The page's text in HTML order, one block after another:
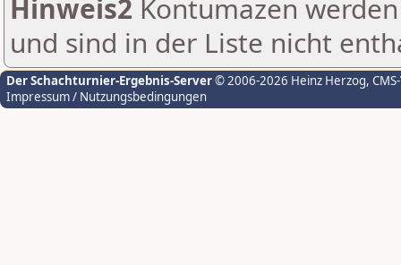
Hinweis2 Kontumazen
und sind in der Liste nicht
Der Schachturnier-Ergebnis-Server© 2006-2026 Heinz Herzog,
Impressum / Nutzungsbedingungen